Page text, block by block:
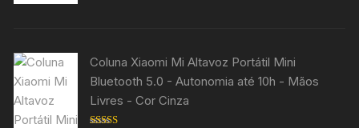
Coluna Xiaomi Mi Altavoz Portátil Mini
Bluetooth 5.0 - Autonomia até 10h - Mãos
Livres - Cor Cinza